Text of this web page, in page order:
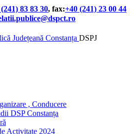
83 83 30, fax:+40 (241) 23 00 44
DSPJ
, Conducere
DSP Constanța
Activitate 2024